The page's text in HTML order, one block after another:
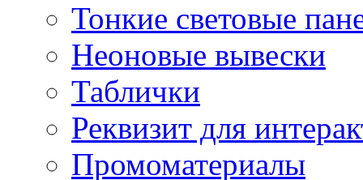
Тонкие световые
Неоновые вывески
Таблички
Реквизит для
Промоматериалы